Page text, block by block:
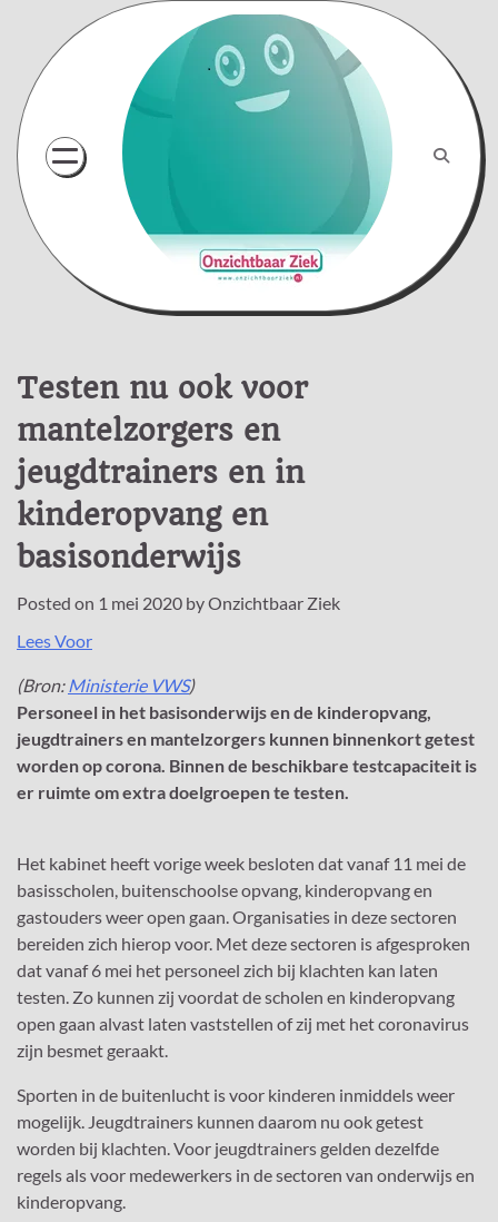
content
Testen nu ook voor
mantelzorgers en
jeugdtrainers en in
kinderopvang en
basisonderwijs
Posted on 1 mei 2020 byOnzichtbaar Ziek
Lees Voor
(Bron:Ministerie VWS)
Personeel in het basisonderwijs en de kinderopvang,
jeugdtrainers en mantelzorgers kunnen binnenkort getest
worden op corona. Binnen de beschikbare testcapaciteit is
er ruimte om extra doelgroepen te testen.
Het kabinet heeft vorige week besloten dat vanaf 11 mei de
basisscholen, buitenschoolse opvang, kinderopvang en
gastouders weer open gaan. Organisaties in deze sectoren
bereiden zich hierop voor. Met deze sectoren is afgesproken
dat vanaf 6 mei het personeel zich bij klachten kan laten
testen. Zo kunnen zij voordat de scholen en kinderopvang
open gaan alvast laten vaststellen of zij met het coronavirus
zijn besmet geraakt.
Sporten in de buitenlucht is voor kinderen inmiddels weer
mogelijk. Jeugdtrainers kunnen daarom nu ook getest
worden bij klachten. Voor jeugdtrainers gelden dezelfde
regels als voor medewerkers in de sectoren van onderwijs en
kinderopvang.